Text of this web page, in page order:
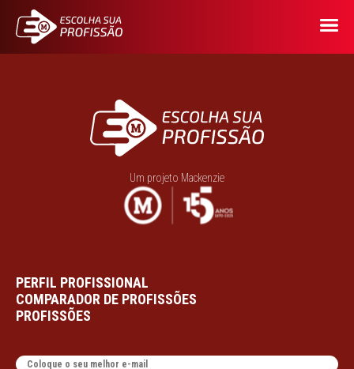
Um projeto Mackenzie
PERFIL PROFISSIONAL
COMPARADOR DE PROFISSÕES
PROFISSÕES